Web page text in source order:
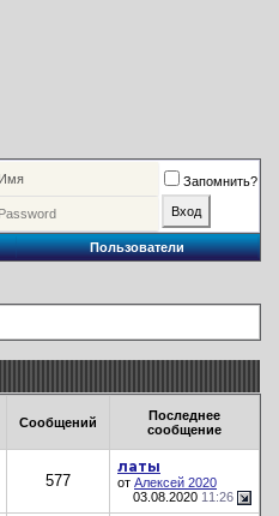
Запомнить?
Пользователи
Сообщений
Последнее
сообщение
577
латы
от Алексей 2020
03.08.2020 11:26